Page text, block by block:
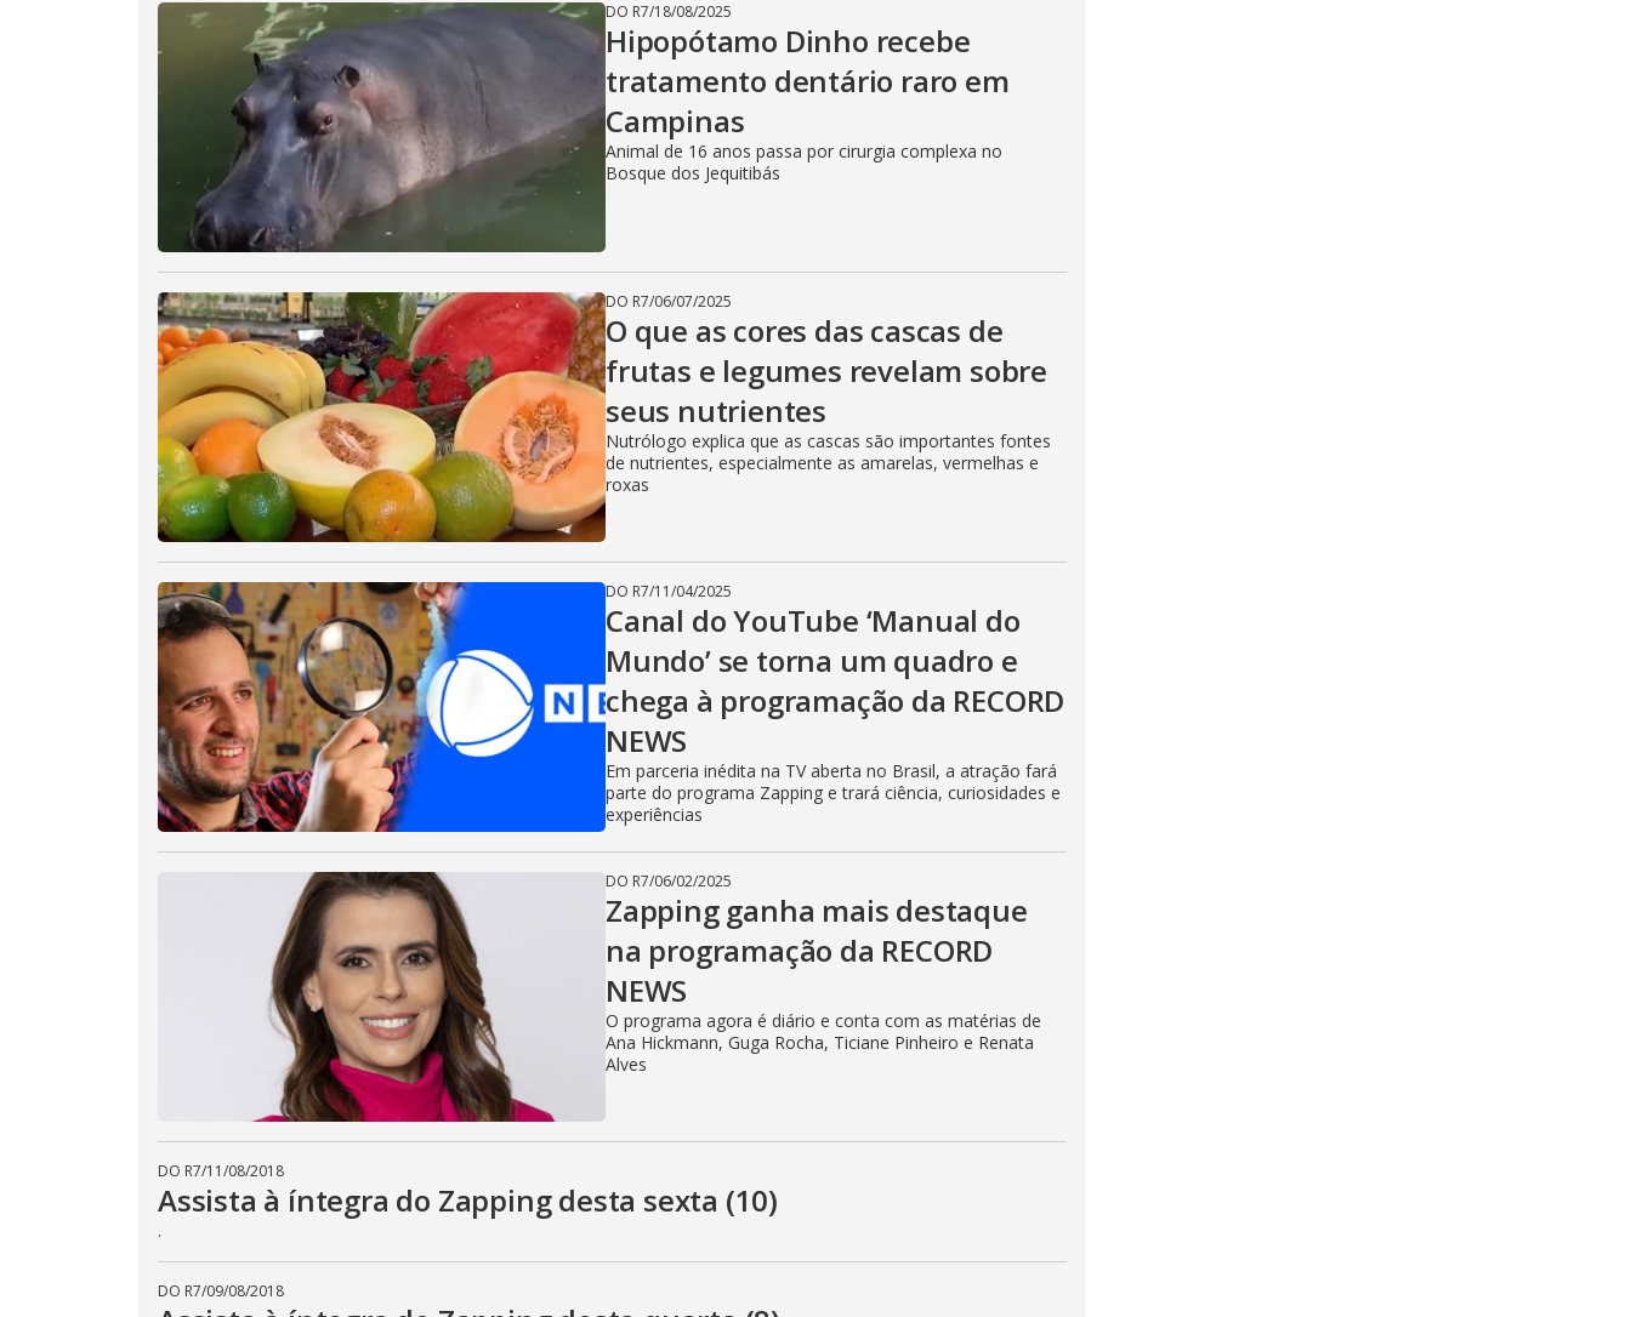
DO R7/18/08/2025
Hipopótamo Dinho recebe
tratamento dentário raro em
Campinas
Animal de 16 anos passa por cirurgia complexa no
Bosque dos Jequitibás
DO R7/06/07/2025
O que as cores das cascas de
frutas e legumes revelam sobre
seus nutrientes
Nutrólogo explica que as cascas são importantes fontes
de nutrientes, especialmente as amarelas, vermelhas e
roxas
DO R7/11/04/2025
Canal do YouTube ‘Manual do
Mundo’ se torna um quadro e
chega à programação da RECORD
NEWS
Em parceria inédita na TV aberta no Brasil, a atração fará
parte do programa Zapping e trará ciência, curiosidades e
experiências
DO R7/06/02/2025
Zapping ganha mais destaque
na programação da RECORD
NEWS
O programa agora é diário e conta com as matérias de
Ana Hickmann, Guga Rocha, Ticiane Pinheiro e Renata
Alves
DO R7/11/08/2018
Assista à íntegra do Zapping desta sexta (10)
.
DO R7/09/08/2018